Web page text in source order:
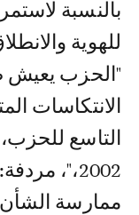
بالنسبة
للهوية
"الحزب يعيش
الانتكاسات
التاسع
2002،"،
ممارسة